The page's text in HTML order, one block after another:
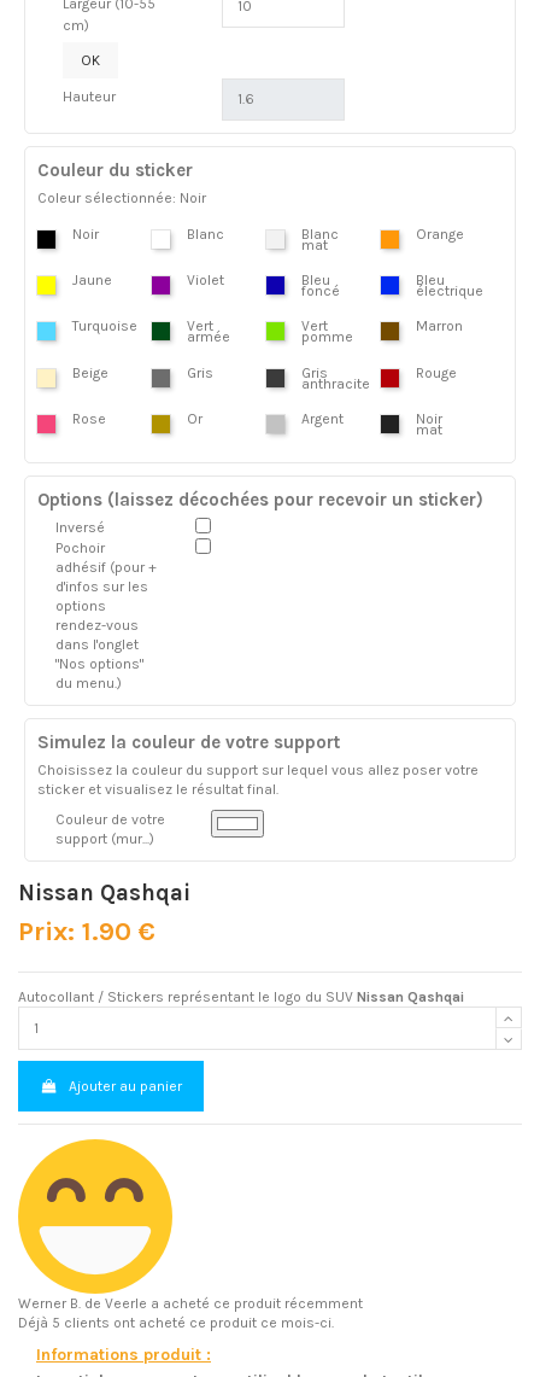
cm)
OK
Hauteur
Couleur du sticker
Coleur sélectionnée: Noir
Noir Blanc Blanc
mat
Orange
Jaune Violet Bleu
foncé
Bleu
électrique
Turquoise Vert
armée
Vert
pomme
Marron
Beige Gris Gris
anthracite
Rouge
Rose Or Argent Noir
mat
Options (laissez décochées pour recevoir un sticker)
Inversé
Pochoir
adhésif (pour +
d'infos sur les
options
rendez-vous
dans l'onglet
"Nos options"
du menu.)
Simulez la couleur de votre support
Choisissez la couleur du support sur lequel vous allez poser votre
sticker et visualisez le résultat final.
Couleur de votre
support (mur...)
Nissan Qashqai
Prix: 1.90 €
Autocollant / Stickers représentant le logo du SUV Nissan Qashqai
Ajouter au panier
Werner B. de Veerle a acheté ce produit récemment
Déjà 5 clients ont acheté ce produit ce mois-ci.
Informations produit :